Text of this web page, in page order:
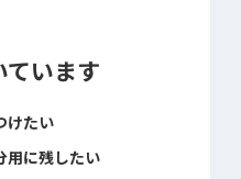
ています
けたい
用に残したい